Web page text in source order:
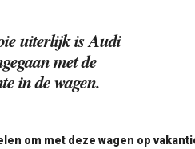
uiterlijk is Audi
met de
in de wagen.
om met deze wagen op